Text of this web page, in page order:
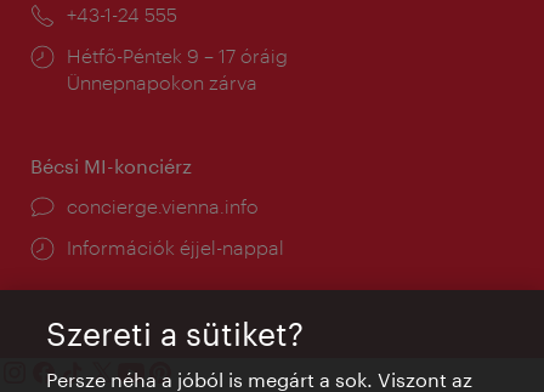
Telefon:
+43-1-24 555
Nyitva
tartás:
Hétfő-Péntek 9 – 17 óráig
Ünnepnapokon zárva
Bécsi MI-konciérz
concierge.vienna.info
Információk éjjel-nappal
Szereti a sütiket?
Persze néha a jóból is megárt a sok. Viszont az